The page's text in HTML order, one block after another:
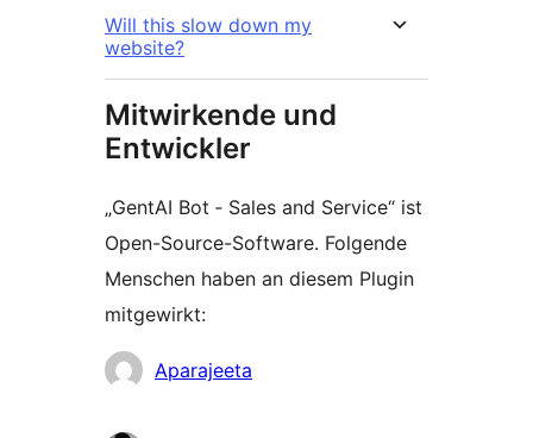
Will this slow down my
website?
Mitwirkende und
Entwickler
„GentAI Bot ‑ Sales and Service“ ist
Open-Source-Software. Folgende
Menschen haben an diesem Plugin
mitgewirkt:
Mitwirkende
Aparajeeta